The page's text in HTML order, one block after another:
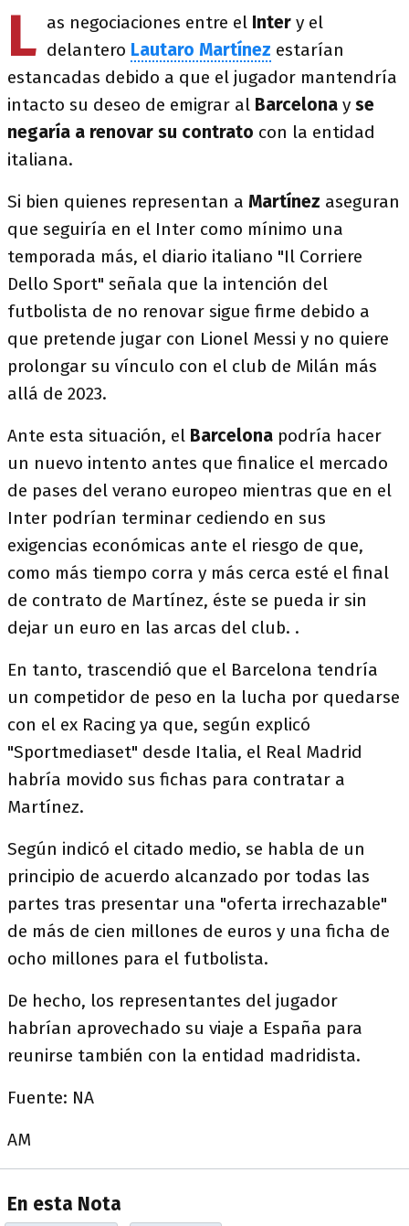
L as negociaciones entre el Inter y el
delantero Lautaro Martínez estarían
estancadas debido a que el jugador mantendría
intacto su deseo de emigrar al Barcelona y se
negaría a renovar su contrato con la entidad
italiana.
Si bien quienes representan a Martínez aseguran
que seguiría en el Inter como mínimo una
temporada más, el diario italiano "Il Corriere
Dello Sport" señala que la intención del
futbolista de no renovar sigue firme debido a
que pretende jugar con Lionel Messi y no quiere
prolongar su vínculo con el club de Milán más
allá de 2023.
Ante esta situación, el Barcelona podría hacer
un nuevo intento antes que finalice el mercado
de pases del verano europeo mientras que en el
Inter podrían terminar cediendo en sus
exigencias económicas ante el riesgo de que,
como más tiempo corra y más cerca esté el final
de contrato de Martínez, éste se pueda ir sin
dejar un euro en las arcas del club. .
En tanto, trascendió que el Barcelona tendría
un competidor de peso en la lucha por quedarse
con el ex Racing ya que, según explicó
"Sportmediaset" desde Italia, el Real Madrid
habría movido sus fichas para contratar a
Martínez.
Según indicó el citado medio, se habla de un
principio de acuerdo alcanzado por todas las
partes tras presentar una "oferta irrechazable"
de más de cien millones de euros y una ficha de
ocho millones para el futbolista.
De hecho, los representantes del jugador
habrían aprovechado su viaje a España para
reunirse también con la entidad madridista.
Fuente: NA
AM
En esta Nota